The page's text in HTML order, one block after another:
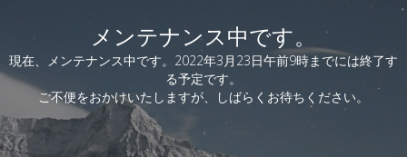
メンテナンス中です。
現在、メンテナンス中です。2022年3月23日午前9時までには終了す
る予定です。
ご不便をおかけいたしますが、しばらくお待ちください。